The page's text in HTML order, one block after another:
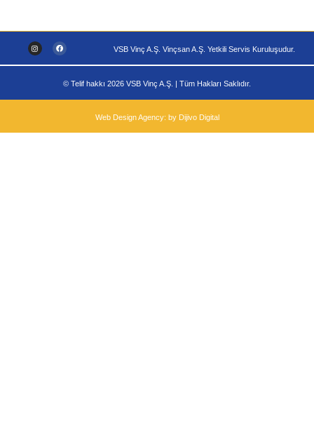
VSB Vinç A.Ş. Vinçsan A.Ş. Yetkili Servis Kuruluşudur.
© Telif hakkı 2026 VSB Vinç A.Ş. | Tüm Hakları Saklıdır.
Web Design Agency: by Dijivo Digital